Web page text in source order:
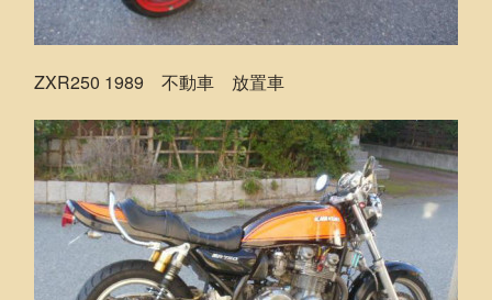
ZXR250 1989 不動車 放置車